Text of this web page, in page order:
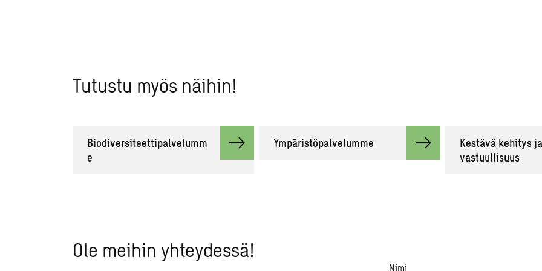
Tutustu myös näihin!
Biodiversiteettipalvelumm
e
Ympäristöpalvelumme
Kestävä kehitys ja
vastuullisuus
Ole meihin yhteydessä!
Nimi